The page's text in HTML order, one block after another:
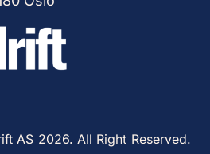
AS 2026. All Right Reserved.